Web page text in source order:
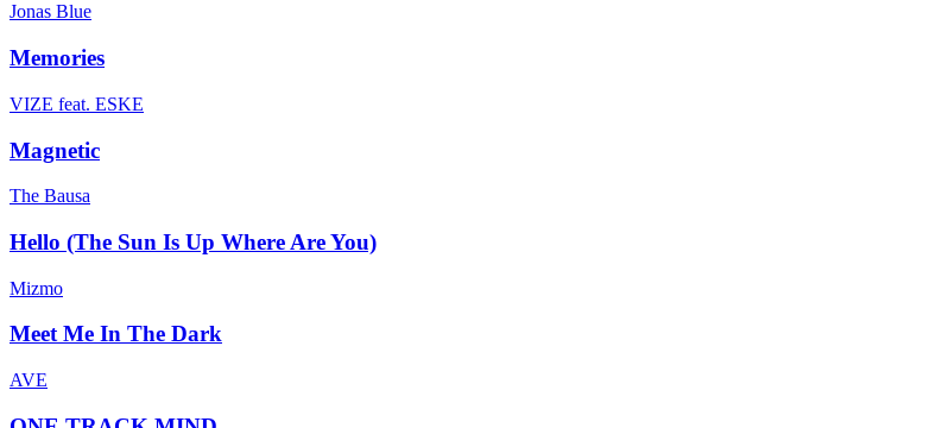
Jonas Blue
Memories
VIZE feat. ESKE
Magnetic
The Bausa
Hello (The Sun Is Up Where Are You)
Mizmo
Meet Me In The Dark
AVE